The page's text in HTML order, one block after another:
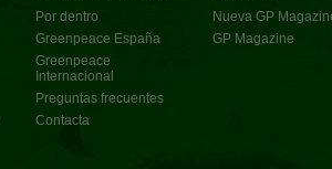
Por dentro
Greenpeace España
Greenpeace
Internacional
Preguntas frecuentes
Contacta
Nueva GP
GP Magazine